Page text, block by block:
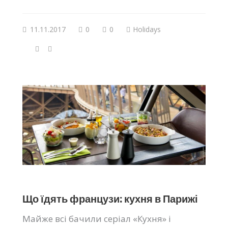
11.11.2017 0 0 Holidays
Що їдять французи: кухня в Парижі
Майже всі бачили серіал «Кухня» і